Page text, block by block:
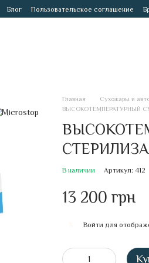
Блог Пользовательское соглашение
Главная Сухожары и
ВЫСОКОТЕМПЕРАТУРНЫЙ
В наличии Артикул: 412
13 200 грн
Войти для